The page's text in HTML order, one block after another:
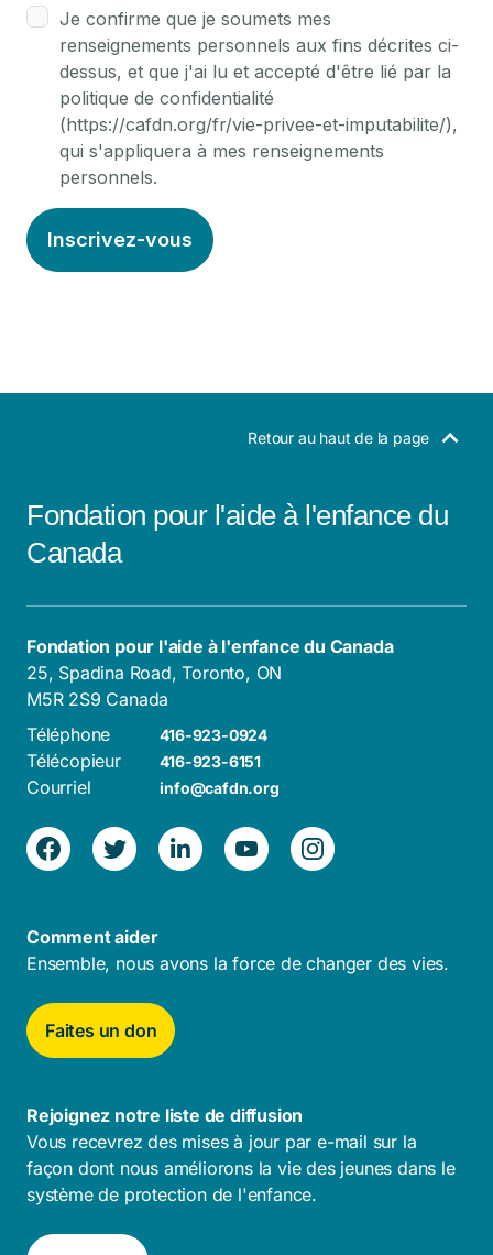
Retour au haut de la page
Fondation pour l'aide à l'enfance du
Canada
Fondation pour l'aide à l'enfance du Canada
25, Spadina Road, Toronto, ON
M5R 2S9 Canada
Téléphone
416-923-0924
Télécopieur 416-923-6151
Courriel info@cafdn.org
Comment aider
Ensemble, nous avons la force de changer des vies.
Faites un don
Rejoignez notre liste de diffusion
Vous recevrez des mises à jour par e-mail sur la
façon dont nous améliorons la vie des jeunes dans le
système de protection de l'enfance.